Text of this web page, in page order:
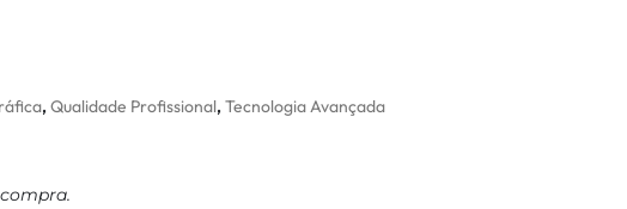
,Qualidade Profissional,Tecnologia Avançada